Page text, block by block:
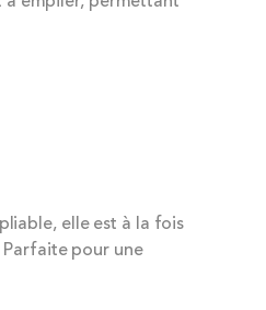
elle est à la fois
pour une